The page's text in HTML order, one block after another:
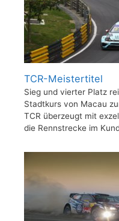
TCR-Meistertitel
Sieg und vierter Platz
Stadtkurs von Macau
TCR überzeugt mit
die Rennstrecke im